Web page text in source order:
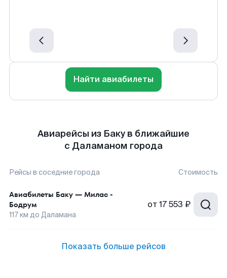
Найти авиабилеты
Авиарейсы из Баку в ближайшие
с Даламаном города
Рейсы в соседние города Стоимость
Авиабилеты Баку — Милас -
Бодрум
117км до Даламана
от 17 553 ₽
Показать больше рейсов